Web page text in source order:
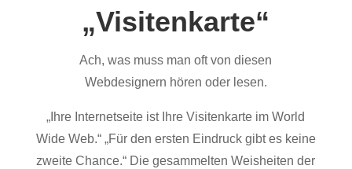
„Visitenkarte“
Ach, was muss man oft von diesen
Webdesignern hören oder lesen.
„Ihre Internetseite ist Ihre Visitenkarte im World
Wide Web.“ „Für den ersten Eindruck gibt es keine
zweite Chance.“ Die gesammelten Weisheiten der